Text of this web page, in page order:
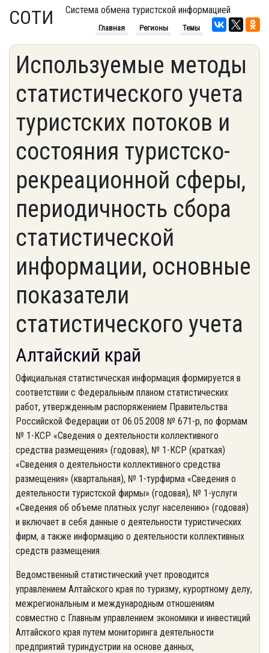
СОТИ Система обмена туристской информацией
Главная Регионы Темы
Используемые методы
статистического учета
туристских потоков и
состояния туристско-
рекреационной сферы,
периодичность сбора
статистической
информации, основные
показатели
статистического учета
Алтайский край
Официальная статистическая информация формируется в
соответствии с Федеральным планом статистических
работ, утвержденным распоряжением Правительства
Российской Федерации от 06.05.2008 № 671-р, по формам
№ 1-КСР «Сведения о деятельности коллективного
средства размещения» (годовая), № 1-КСР (краткая)
«Сведения о деятельности коллективного средства
размещения» (квартальная), № 1-турфирма «Сведения о
деятельности туристской фирмы» (годовая), № 1-услуги
«Сведения об объеме платных услуг населению» (годовая)
и включает в себя данные о деятельности туристических
фирм, а также информацию о деятельности коллективных
средств размещения.
Ведомственный статистический учет проводится
управлением Алтайского края по туризму, курортному делу,
межрегиональным и международным отношениям
совместно с Главным управлением экономики и инвестиций
Алтайского края путем мониторинга деятельности
предприятий туриндустрии на основе данных,